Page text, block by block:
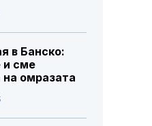
в Банско:
и сме
омразата